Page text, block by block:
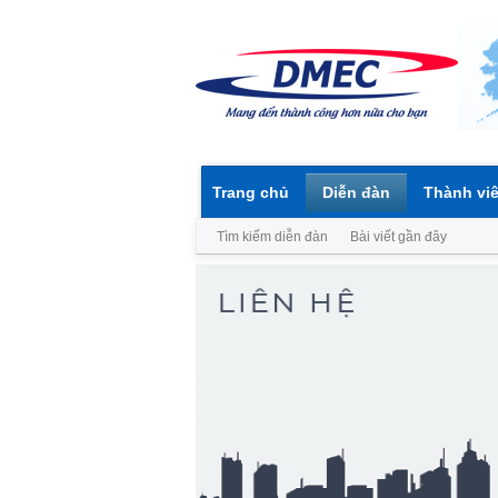
Trang chủ Diễn đàn
Tìm kiếm diễn đàn Bài viết gần đây
Thành